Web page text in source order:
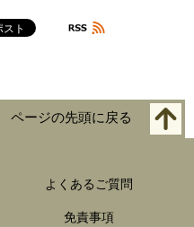
ページの先頭に戻る
よくあるご質問
免責事項